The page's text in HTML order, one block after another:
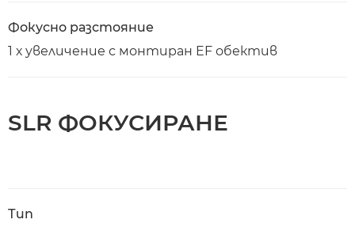
Фокусно разстояние
1 х увеличение с монтиран EF обектив
SLR ФОКУСИРАНЕ
Тип